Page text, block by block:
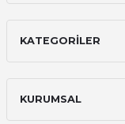
KATEGORİLER
KURUMSAL